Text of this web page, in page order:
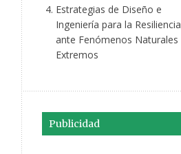
Estrategias de Diseño e
Ingeniería para la Resiliencia
ante Fenómenos Naturales
Extremos
Publicidad